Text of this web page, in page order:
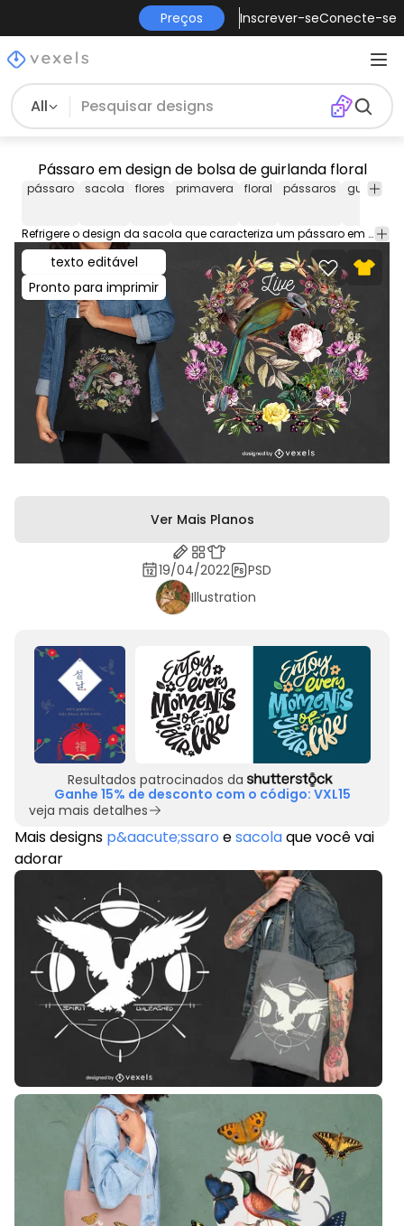
Preços Inscrever-seConecte-se
All
Pássaro em design de bolsa de guirlanda floral
pássaro sacola flores primavera floral pássaros guirlanda
Refrigere o design da sacola que caracteriza um pássaro em uma grinalda floral e a palavra "viva". Use este incrível design de sacola pronta para impressão para plataformas POD como Merch by Amazon, Redbubble, Printful e muito mais.
texto editável
Pronto para imprimir
Ver Mais Planos
19/04/2022
PSD
Illustration
Resultados patrocinados da
Ganhe 15% de desconto com o código: VXL15
veja mais detalhes
Mais designs p&aacute;ssaro esacolaque você vai
adorar